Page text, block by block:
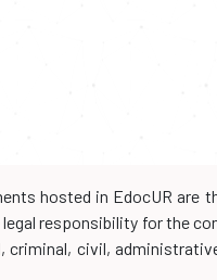
hosted in EdocUR
responsibility for the
civil,